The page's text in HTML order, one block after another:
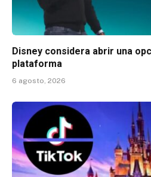
Disney considera abrir una
plataforma
6 agosto, 2026